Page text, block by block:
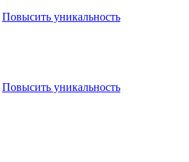
Повысить уникальность
Повысить уникальность